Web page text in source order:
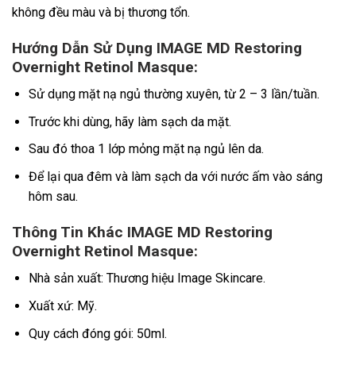
không đều màu và bị thương tổn.
Hướng Dẫn Sử Dụng IMAGE MD Restoring
Overnight Retinol Masque:
Sử dụng mặt nạ ngủ thường xuyên, từ 2 – 3 lần/tuần.
Trước khi dùng, hãy làm sạch da mặt.
Sau đó thoa 1 lớp mỏng mặt nạ ngủ lên da.
Để lại qua đêm và làm sạch da với nước ấm vào sáng
hôm sau.
Thông Tin Khác IMAGE MD Restoring
Overnight Retinol Masque:
Nhà sản xuất: Thương hiệu Image Skincare.
Xuất xứ: Mỹ.
Quy cách đóng gói: 50ml.